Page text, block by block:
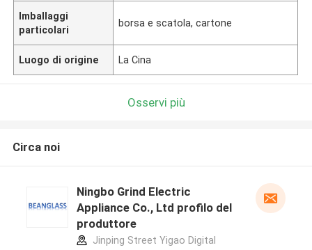
Imballaggi
particolari
borsa e scatola, cartone
Luogo di origine La Cina
Osservi più
Circa noi
Ningbo Grind Electric
Appliance Co., Ltd profilo del
produttore
Jinping Street Yigao Digital